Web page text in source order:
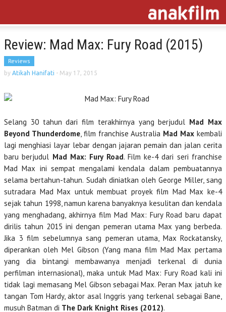
Review: Mad Max: Fury Road (2015)
Reviews
by Atikah Hanifati - May 17, 2015
Selang 30 tahun dari film terakhirnya yang berjudul Mad Max
Beyond Thunderdome, film franchise Australia Mad Max kembali
lagi menghiasi layar lebar dengan jajaran pemain dan jalan cerita
baru berjudul Mad Max: Fury Road. Film ke-4 dari seri franchise
Mad Max ini sempat mengalami kendala dalam pembuatannya
selama bertahun-tahun. Sudah diniatkan oleh George Miller, sang
sutradara Mad Max untuk membuat proyek film Mad Max ke-4
sejak tahun 1998, namun karena banyaknya kesulitan dan kendala
yang menghadang, akhirnya film Mad Max: Fury Road baru dapat
dirilis tahun 2015 ini dengan pemeran utama Max yang berbeda.
Jika 3 film sebelumnya sang pemeran utama, Max Rockatansky,
diperankan oleh Mel Gibson (Yang mana film Mad Max pertama
yang dia bintangi membawanya menjadi terkenal di dunia
perfilman internasional), maka untuk Mad Max: Fury Road kali ini
tidak lagi memasang Mel Gibson sebagai Max. Peran Max jatuh ke
tangan Tom Hardy, aktor asal Inggris yang terkenal sebagai Bane,
musuh Batman di The Dark Knight Rises (2012).